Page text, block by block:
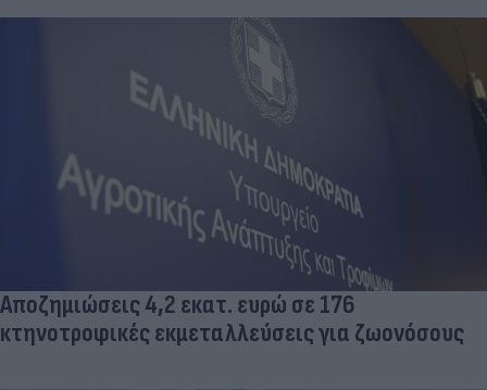
Αποζημιώσεις 4,2 εκατ. ευρώ σε 176
κτηνοτροφικές εκμεταλλεύσεις για ζωονόσους